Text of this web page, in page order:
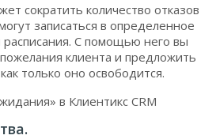
сократить количество отказов
записаться в определенное
расписания. С помощью него вы
клиента и предложить
только оно освободится.